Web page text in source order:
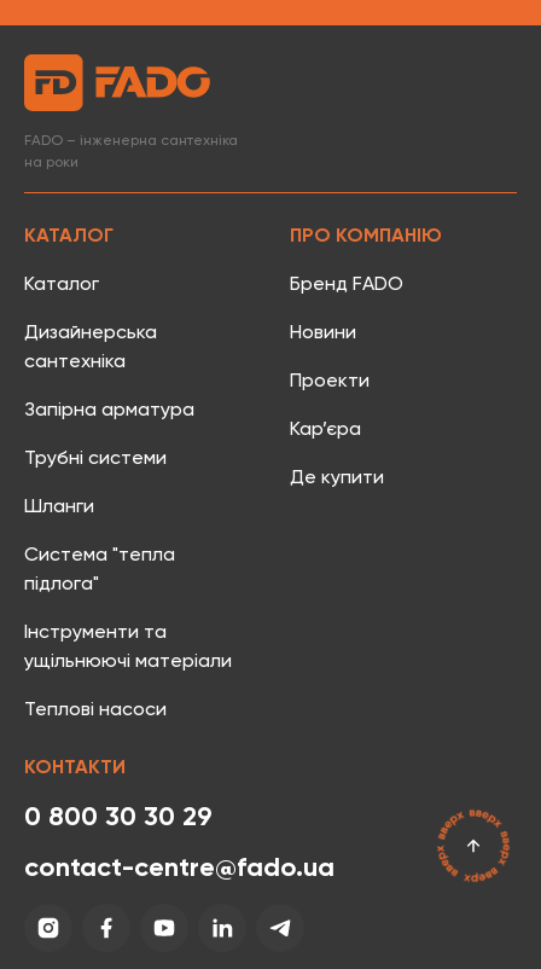
FADO – інженерна сантехніка
на роки
КАТАЛОГ
Каталог
Дизайнерська
сантехніка
Запірна арматура
Трубні системи
Шланги
Система "тепла
підлога"
Інструменти та
ущільнюючі матеріали
Теплові насоси
ПРО КОМПАНІЮ
Бренд FADO
Новини
Проекти
Кар’єра
Де купити
КОНТАКТИ
0 800 30 30 29
contact-centre@fado.ua